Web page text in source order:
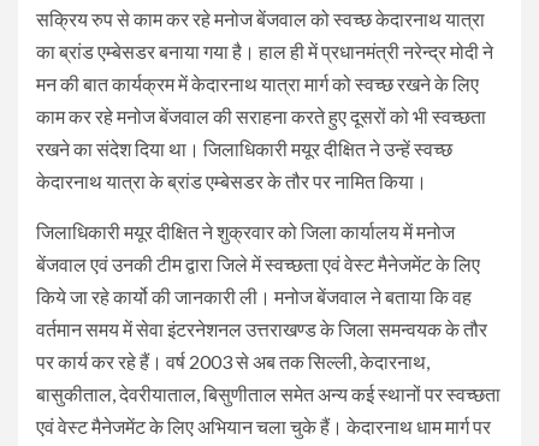
सक्रिय रुप से काम कर रहे मनोज बेंजवाल को स्वच्छ केदारनाथ यात्रा
का ब्रांड एम्बेसडर बनाया गया है। हाल ही में प्रधानमंत्री नरेन्द्र मोदी ने
मन की बात कार्यक्रम में केदारनाथ यात्रा मार्ग को स्वच्छ रखने के लिए
काम कर रहे मनोज बेंजवाल की सराहना करते हुए दूसरों को भी स्वच्छता
रखने का संदेश दिया था। जिलाधिकारी मयूर दीक्षित ने उन्हें स्वच्छ
केदारनाथ यात्रा के ब्रांड एम्बेसडर के तौर पर नामित किया।
जिलाधिकारी मयूर दीक्षित ने शुक्रवार को जिला कार्यालय में मनोज
बेंजवाल एवं उनकी टीम द्वारा जिले में स्वच्छता एवं वेस्ट मैनेजमेंट के लिए
किये जा रहे कार्यो की जानकारी ली। मनोज बेंजवाल ने बताया कि वह
वर्तमान समय में सेवा इंटरनेशनल उत्तराखण्ड के जिला समन्वयक के तौर
पर कार्य कर रहे हैं। वर्ष 2003 से अब तक सिल्ली, केदारनाथ,
बासुकीताल, देवरीयाताल, बिसुणीताल समेत अन्य कई स्थानों पर स्वच्छता
एवं वेस्ट मैनेजमेंट के लिए अभियान चला चुके हैं। केदारनाथ धाम मार्ग पर